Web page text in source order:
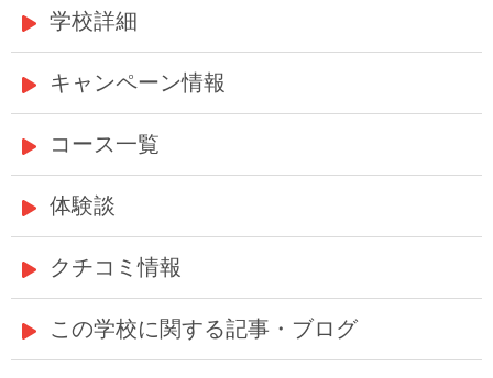
学校詳細
キャンペーン情報
コース一覧
体験談
クチコミ情報
この学校に関する記事・ブログ